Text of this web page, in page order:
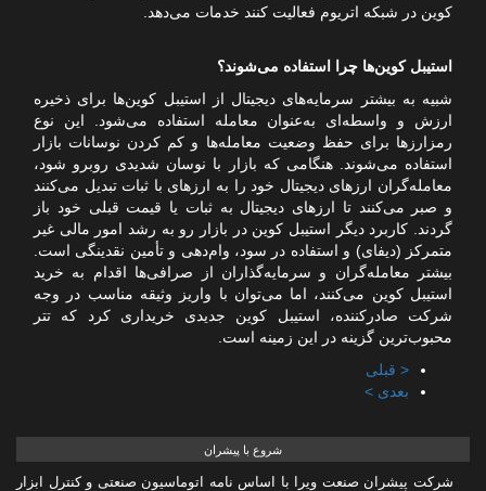
کوین در شبکه اتریوم فعالیت کنند خدمات می‌دهد.
استیبل کوین‌ها چرا استفاده می‌شوند؟
شبیه به بیشتر سرمایه‌های دیجیتال از استیبل کوین‌ها برای ذخیره
ارزش و واسطه‌ای به‌عنوان معامله استفاده می‌شود. این نوع
رمزارزها برای حفظ وضعیت معامله‌ها و کم کردن نوسانات بازار
استفاده می‌شوند. هنگامی که بازار با نوسان شدیدی روبرو شود،
معامله‌گران ارزهای دیجیتال خود را به ارزهای با ثبات تبدیل می‌کنند
و صبر می‌کنند تا ارزهای دیجیتال به ثبات یا قیمت قبلی خود باز
گردند. کاربرد دیگر استیبل کوین در بازار رو به رشد امور مالی غیر
متمرکز (دیفای) و استفاده در سود، وام‌دهی و تأمین نقدینگی است.
بیشتر معامله‌گران و سرمایه‌گذاران از صرافی‌ها اقدام به خرید
استیبل کوین می‌کنند، اما می‌توان با واریز وثیقه مناسب در وجه
شرکت صادرکننده، استیبل کوین جدیدی خریداری کرد که تتر
محبوب‌ترین گزینه در این زمینه است.
< قبلی
بعدی >
شروع با پیشران
شرکت پیشران صنعت ویرا با اساس نامه اتوماسیون صنعتی و کنترل ابزار